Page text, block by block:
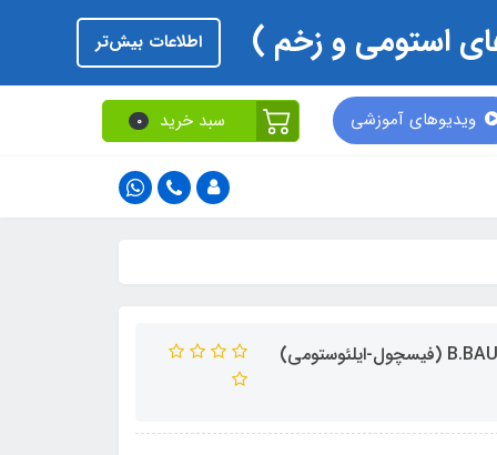
اطلاعات بیش‌تر
ویدیوهای آموزشی سبد خرید 0
کیسه استومی یک تکه فلکسیما شیردار برای ترشحات زیادB.BAUAN (فیسچول-ایلئوستومی)